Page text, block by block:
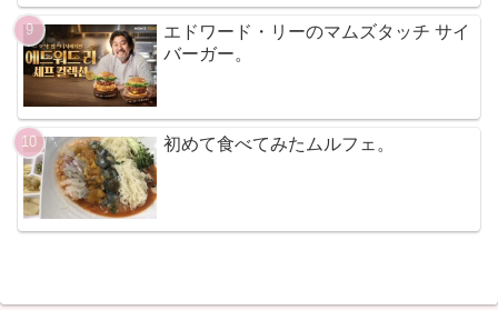
エドワード・リーのマムズタッチ サイ
バーガー。
初めて食べてみたムルフェ。